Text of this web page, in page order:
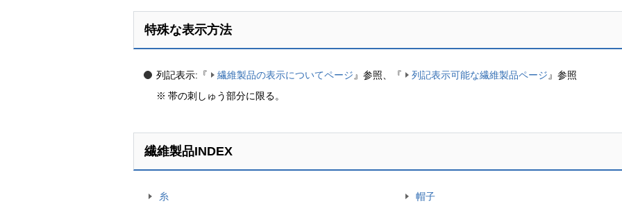
特殊な表示方法
列記表示:『 繊維製品の表示についてページ 』参照、『 列記表示可能な繊維製品ページ 』参照
※ 帯の刺しゅう部分に限る。
繊維製品INDEX
糸
帽子